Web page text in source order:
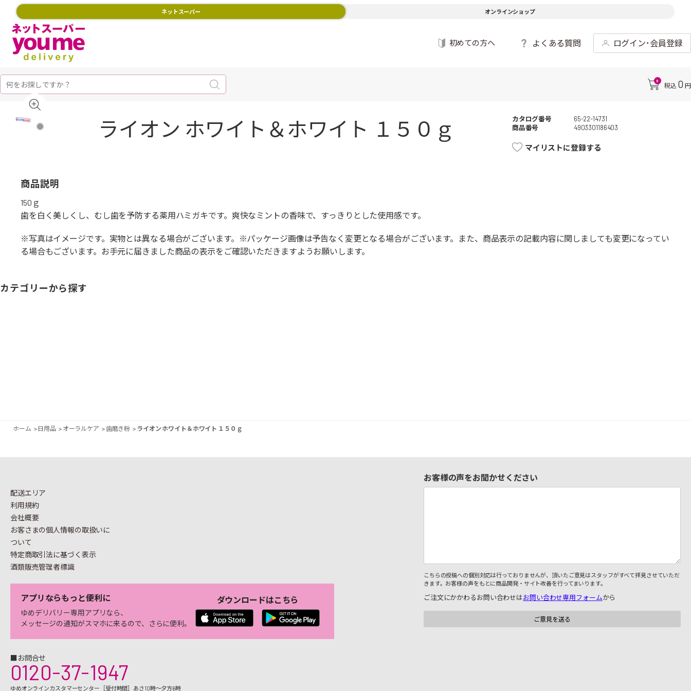
ネットスーパー オンラインショップ
初めての方へ よくある質問 ログイン･会員登録
0
税込 0 円
ライオン ホワイト＆ホワイト １５０ｇ カタログ番号
65-22-14731
商品番号
4903301186403
マイリストに登録する
商品説明
150ｇ
歯を白く美しくし、むし歯を予防する薬用ハミガキです。爽快なミントの香味で、すっきりとした使用感です。
※写真はイメージです。実物とは異なる場合がございます。※パッケージ画像は予告なく変更となる場合がございます。また、商品表示の記載内容に関しましても変更になってい
る場合もございます。お手元に届きました商品の表示をご確認いただきますようお願いします。
カテゴリーから探す
ホーム >日用品 > オーラルケア >歯磨き粉 > ライオン ホワイト＆ホワイト １５０ｇ
配送エリア
利用規約
会社概要
お客さまの個人情報の取扱いに
ついて
特定商取引法に基づく表示
酒類販売管理者標識
アプリならもっと便利に
ゆめデリバリー専用アプリなら、
メッセージの通知がスマホに来るので、さらに便利。
ダウンロードはこちら
■お問合せ
0120-37-1947
ゆめオンラインカスタマーセンター［受付時間］あさ10時～夕方6時
お客様の声をお聞かせください
こちらの投稿への個別対応は行っておりませんが、頂いたご意見はスタッフがすべて拝見させていただ
きます。お客様の声をもとに商品開発・サイト改善を行ってまいります。
ご注文にかかわるお問い合わせはお問い合わせ専用フォームから